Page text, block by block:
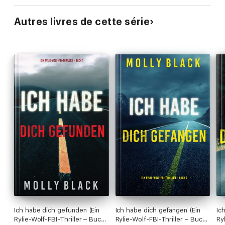
– Leserrezension zu “Gefunden”
„Sooo unglaublich gut! Es gibt einige unerwartete Wendungen
... Ich habe es verschlungen wie eine Netflix-Serie. Es zieht
einen einfach in seinen Bann.”
– Leserrezension zu “Gefunden”
Autres livres de cette série
Ich habe dich gefunden (Ein
Rylie-Wolf-FBI-Thriller – Buch
Ich habe dich gefangen (Ein
Rylie-Wolf-FBI-Thriller – Buch